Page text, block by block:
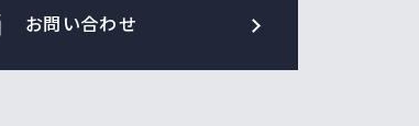
お問い合わせ